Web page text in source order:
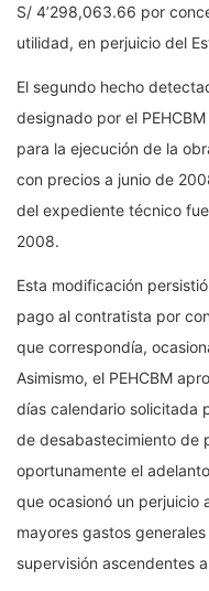
S/ 4’298,063.66 por
utilidad, en perjuicio del
El segundo hecho
designado por el
para la ejecución de la
con precios a junio de
del expediente técnico
2008.
Esta modificación
pago al contratista por
que correspondía,
Asimismo, el PEHCBM
días calendario solicitada
de desabastecimiento de
oportunamente el
que ocasionó un perjuicio
mayores gastos
supervisión ascendentes